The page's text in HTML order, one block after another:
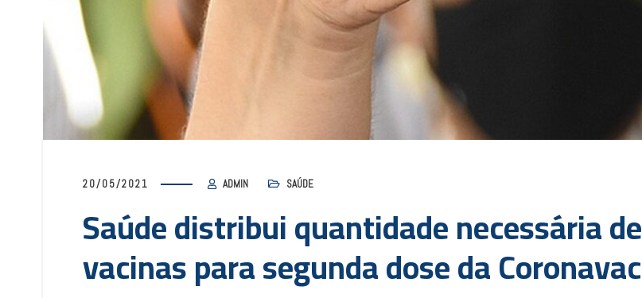
20/05/2021 ADMIN SAÚDE
Saúde distribui quantidade necessária de
vacinas para segunda dose da Coronavac